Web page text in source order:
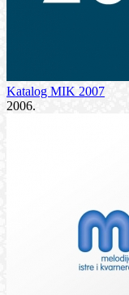
Katalog MIK 2007
2006.